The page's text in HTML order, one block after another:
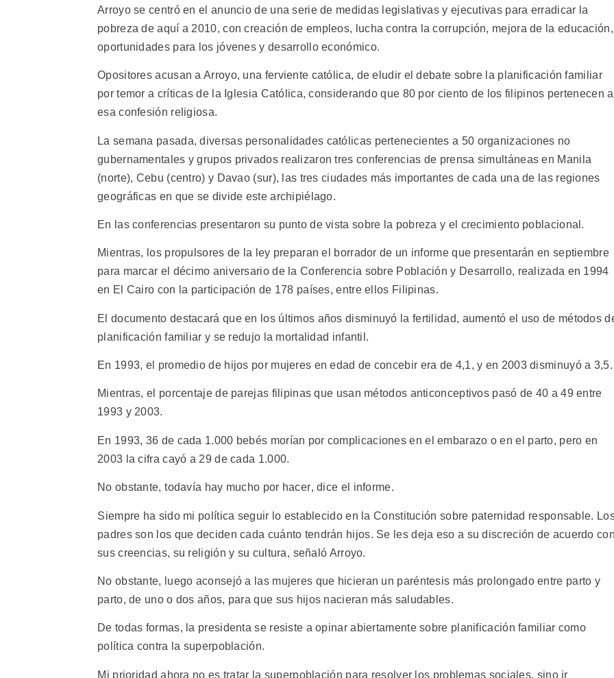
Arroyo se centró en el anuncio de una serie de medidas legislativas y ejecutivas para erradicar la
pobreza de aquí a 2010, con creación de empleos, lucha contra la corrupción, mejora de la educación,
oportunidades para los jóvenes y desarrollo económico.
Opositores acusan a Arroyo, una ferviente católica, de eludir el debate sobre la planificación familiar
por temor a críticas de la Iglesia Católica, considerando que 80 por ciento de los filipinos pertenecen a
esa confesión religiosa.
La semana pasada, diversas personalidades católicas pertenecientes a 50 organizaciones no
gubernamentales y grupos privados realizaron tres conferencias de prensa simultáneas en Manila
(norte), Cebu (centro) y Davao (sur), las tres ciudades más importantes de cada una de las regiones
geográficas en que se divide este archipiélago.
En las conferencias presentaron su punto de vista sobre la pobreza y el crecimiento poblacional.
Mientras, los propulsores de la ley preparan el borrador de un informe que presentarán en septiembre
para marcar el décimo aniversario de la Conferencia sobre Población y Desarrollo, realizada en 1994
en El Cairo con la participación de 178 países, entre ellos Filipinas.
El documento destacará que en los últimos años disminuyó la fertilidad, aumentó el uso de métodos
planificación familiar y se redujo la mortalidad infantil.
En 1993, el promedio de hijos por mujeres en edad de concebir era de 4,1, y en 2003 disminuyó a 3,5.
Mientras, el porcentaje de parejas filipinas que usan métodos anticonceptivos pasó de 40 a 49 entre
1993 y 2003.
En 1993, 36 de cada 1.000 bebés morían por complicaciones en el embarazo o en el parto, pero en
2003 la cifra cayó a 29 de cada 1.000.
No obstante, todavía hay mucho por hacer, dice el informe.
Siempre ha sido mi política seguir lo establecido en la Constitución sobre paternidad responsable.
padres son los que deciden cada cuánto tendrán hijos. Se les deja eso a su discreción de acuerdo con
sus creencias, su religión y su cultura, señaló Arroyo.
No obstante, luego aconsejó a las mujeres que hicieran un paréntesis más prolongado entre parto y
parto, de uno o dos años, para que sus hijos nacieran más saludables.
De todas formas, la presidenta se resiste a opinar abiertamente sobre planificación familiar como
política contra la superpoblación.
Mi prioridad ahora no es tratar la superpoblación para resolver los problemas sociales, sino ir